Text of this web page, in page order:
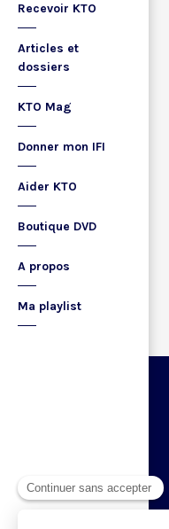
Recevoir KTO
Articles et
dossiers
KTO Mag
Donner mon IFI
Aider KTO
Boutique DVD
A propos
Ma playlist